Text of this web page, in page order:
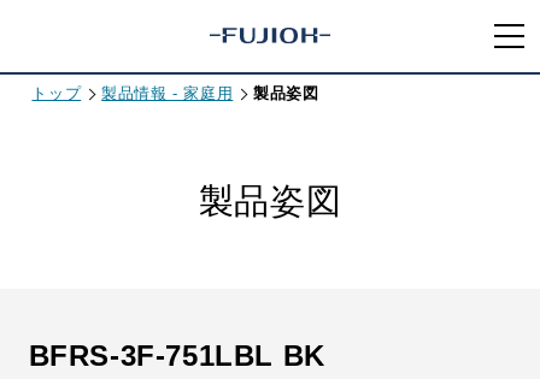
トップ 製品情報 - 家庭用 製品姿図
製品姿図
BFRS-3F-751LBL BK